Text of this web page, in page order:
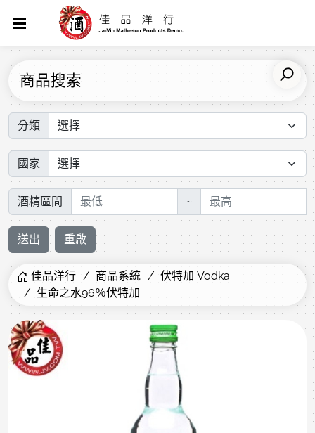
商品搜索
分類
國家
酒精區間 ~
送出 重啟
佳品洋行 商品系統
伏特加 Vodka
生命之水96％伏特加